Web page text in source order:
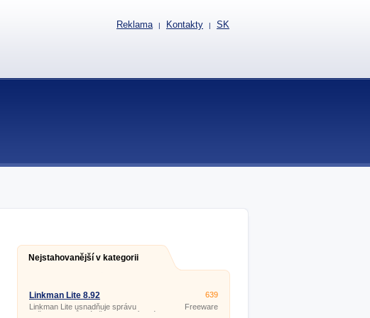
Nejstahovanější v kategorii
Linkman Lite 8.92
Linkman Lite usnadňuje správu
vašich odkazů (záložek) na oblíbené
639
Freeware
Reklama | Kontakty | SK